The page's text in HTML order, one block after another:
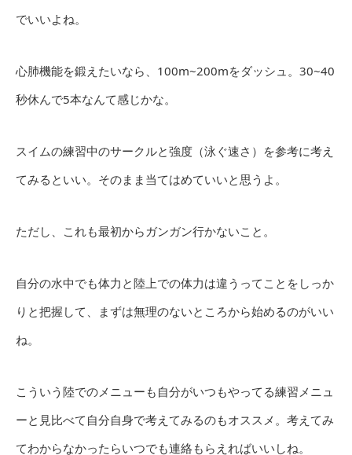
でいいよね。
心肺機能を鍛えたいなら、100m~200mをダッシュ。30~40
秒休んで5本なんて感じかな。
スイムの練習中のサークルと強度（泳ぐ速さ）を参考に考え
てみるといい。そのまま当てはめていいと思うよ。
ただし、これも最初からガンガン行かないこと。
自分の水中でも体力と陸上での体力は違うってことをしっか
りと把握して、まずは無理のないところから始めるのがいい
ね。
こういう陸でのメニューも自分がいつもやってる練習メニュ
ーと見比べて自分自身で考えてみるのもオススメ。考えてみ
てわからなかったらいつでも連絡もらえればいいしね。